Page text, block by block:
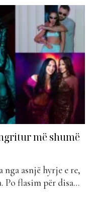
Diddy ka
botërore në tregun
Diddy në festat e...
më shumë
nga asnjë hyrje e re,
Po flasim për disa